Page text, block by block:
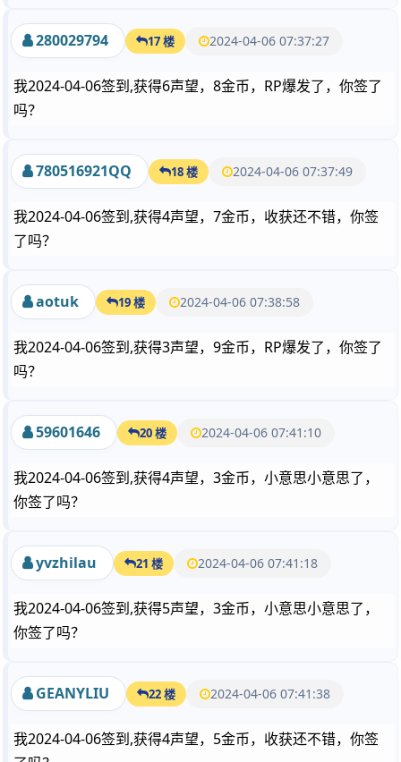
280029794 17 楼 2024-04-06 07:37:27
我2024-04-06签到,获得6声望，8金币，RP爆发了，你签了
吗？
780516921QQ 18 楼 2024-04-06 07:37:49
我2024-04-06签到,获得4声望，7金币，收获还不错，你签
了吗？
aotuk 19 楼 2024-04-06 07:38:58
我2024-04-06签到,获得3声望，9金币，RP爆发了，你签了
吗？
59601646 20 楼 2024-04-06 07:41:10
我2024-04-06签到,获得4声望，3金币，小意思小意思了，
你签了吗？
yvzhilau 21 楼 2024-04-06 07:41:18
我2024-04-06签到,获得5声望，3金币，小意思小意思了，
你签了吗？
GEANYLIU 22 楼 2024-04-06 07:41:38
我2024-04-06签到,获得4声望，5金币，收获还不错，你签